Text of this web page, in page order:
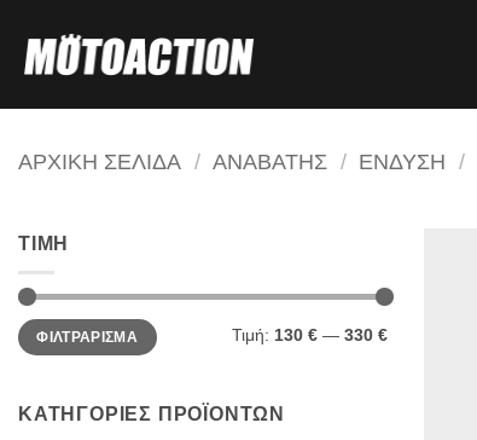
στο
περιεχόμενο
ΑΡΧΙΚΗ ΣΕΛΙΔΑ / ΑΝΑΒΑΤΗΣ / ΕΝΔΥΣΗ /
ΤΙΜΗ
Ελάχιστη
τιμή
Μέγιστη
τιμήΦΙΛΤΡΑΡΙΣΜΑ Τιμή: 130 € — 330 €
ΚΑΤΗΓΟΡΙΕΣ ΠΡΟΪΟΝΤΩΝ